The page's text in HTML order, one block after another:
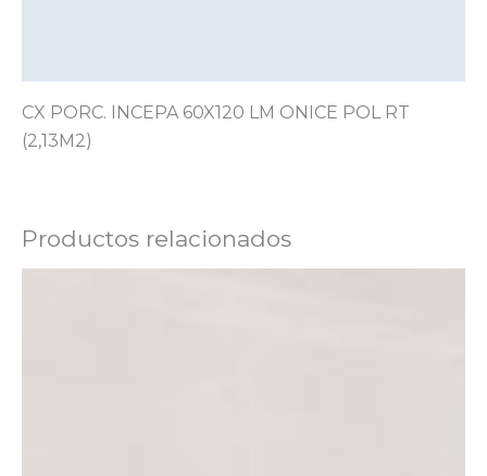
CX PORC. INCEPA 60X120 LM ONICE POL RT
(2,13M2)
Productos relacionados